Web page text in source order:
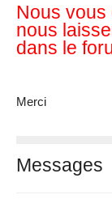
Nous vous
nous
dans le
Merci
Messages